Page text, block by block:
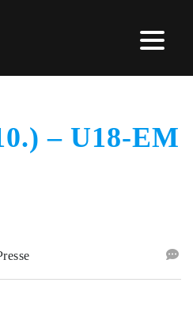
– U18-EM